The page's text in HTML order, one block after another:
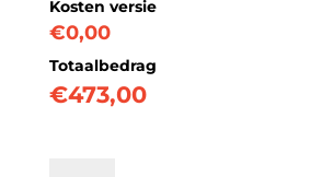
Kosten versie
€0,00
Totaalbedrag
€473,00